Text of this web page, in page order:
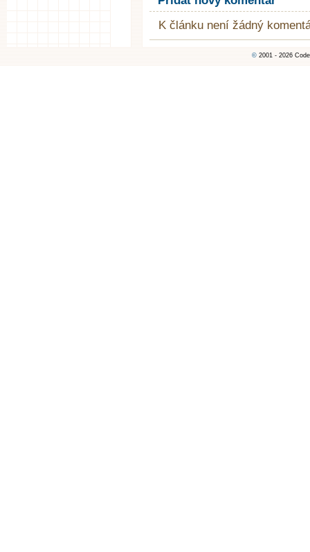
K článku není žádný
© 2001 - 2026